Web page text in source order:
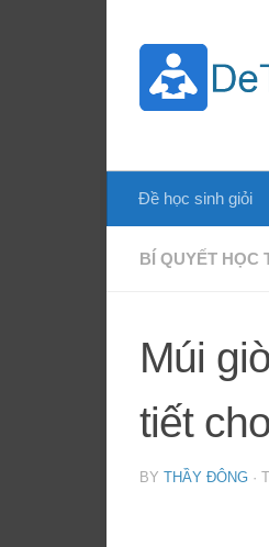
Đề học sinh giỏi
BÍ QUYẾT HỌC
Múi
tiết
BY THẦY ĐÔNG ·